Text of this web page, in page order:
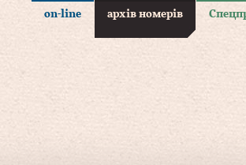
on-line архів номерів